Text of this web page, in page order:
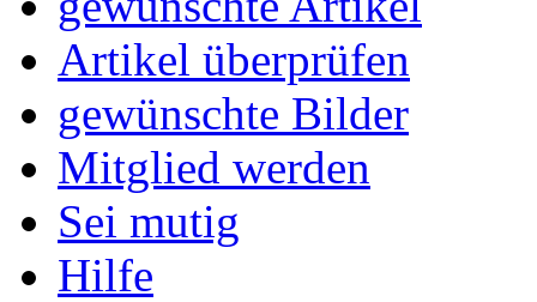
Artikel überprüfen
gewünschte Bilder
Mitglied werden
Sei mutig
Hilfe